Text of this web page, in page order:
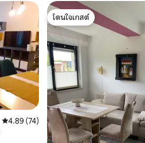
คะแนนเฉลี่ย 4.89 จาก 5, 74 รีวิว
4.89 (74)
โดนใจเกสต์
โดนใจเกสต์